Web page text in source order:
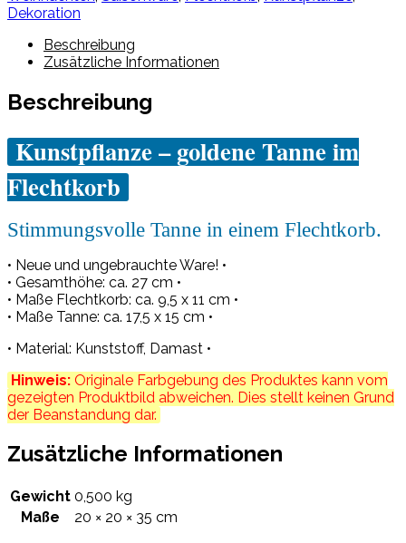
im
NEU!
Dekoration
Beschreibung
Zusätzliche Informationen
Beschreibung
Kunstpflanze – goldene Tanne im
Flechtkorb
Stimmungsvolle Tanne in einem Flechtkorb.
• Neue und ungebrauchte Ware! •
• Gesamthöhe: ca. 27 cm •
• Maße Flechtkorb: ca. 9,5 x 11 cm •
• Maße Tanne: ca. 17,5 x 15 cm •
• Material: Kunststoff, Damast •
Hinweis: Originale Farbgebung des Produktes kann vom
gezeigten Produktbild abweichen. Dies stellt keinen Grund
der Beanstandung dar.
Zusätzliche Informationen
Gewicht 0,500 kg
Maße
20 × 20 × 35 cm